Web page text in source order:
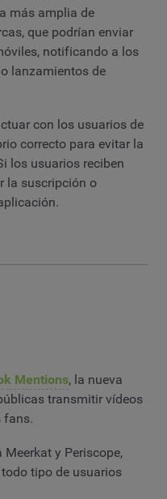
más amplia de
que podrían enviar
notificando a los
lanzamientos de
con los usuarios de
correcto para evitar la
los usuarios reciben
la suscripción o
Mentions, la nueva
transmitir vídeos
fans.
Meerkat y Periscope,
tipo de usuarios